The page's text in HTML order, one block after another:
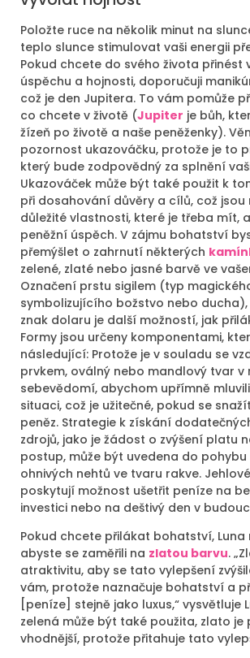
Položte ruce na několik minut na
teplo slunce stimulovat vaši energii
Pokud chcete do svého života
úspěchu a hojnosti, doporučuji
což je den Jupitera. To vám pomůže
co chcete v životě (Jupiter je bůh,
žízeň po životě a naše peněženky).
pozornost ukazováčku, protože je to
který bude zodpovědný za splnění
Ukazováček může být také použit k
při dosahování důvěry a cílů, což jsou
důležité vlastnosti, které je třeba mít,
peněžní úspěch. V zájmu bohatství
přemýšlet o zahrnutí některých
zelené, zlaté nebo jasné barvě ve
Označení prstu sigilem (typ
symbolizujícího božstvo nebo
znak dolaru je další možností, jak
Formy jsou určeny komponentami,
následující: Protože je v souladu se
prvkem, oválný nebo mandlový tvar v
sebevědomí, abychom upřímně
situaci, což je užitečné, pokud se
peněz. Strategie k získání
zdrojů, jako je žádost o zvýšení platu
postup, může být uvedena do
ohnivých nehtů ve tvaru rakve.
poskytují možnost ušetřit peníze na
investici nebo na deštivý den v
Pokud chcete přilákat bohatství, Luna
abyste se zaměřili na zlatou barvu.
atraktivitu, aby se tato vylepšení
vám, protože naznačuje bohatství a
[peníze] stejně jako luxus,“ vysvětluje
zelená může být také použita, zlato je
vhodnější, protože přitahuje tato